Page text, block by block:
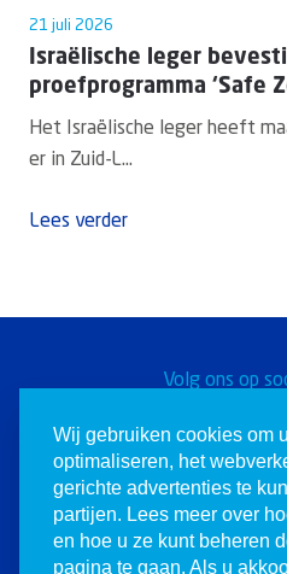
21 juli 2026
Israëlische leger
proefprogramma ‘Safe
Het Israëlische leger heeft
er in Zuid-L...
Lees verder
Volg ons op
Word een
Wij gebruiken cookies om
optimaliseren, het
gerichte advertenties te
partijen. Lees meer over
en hoe u ze kunt beheren
pagina te gaan. Als u